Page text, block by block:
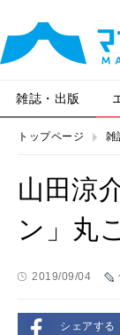
雑誌・出版
トップページ 雑
山田涼
ン」丸
2019/09/04
シェアする